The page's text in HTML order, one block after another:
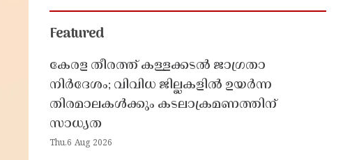
Featured
കേരള തീരത്ത് കള്ളക്കടൽ ജാഗ്രതാ
നിർദേശം; വിവിധ ജില്ലകളിൽ ഉയർന്ന
തിരമാലകൾക്കും കടലാക്രമണത്തിന്
സാധ്യത
Thu,6 Aug 2026